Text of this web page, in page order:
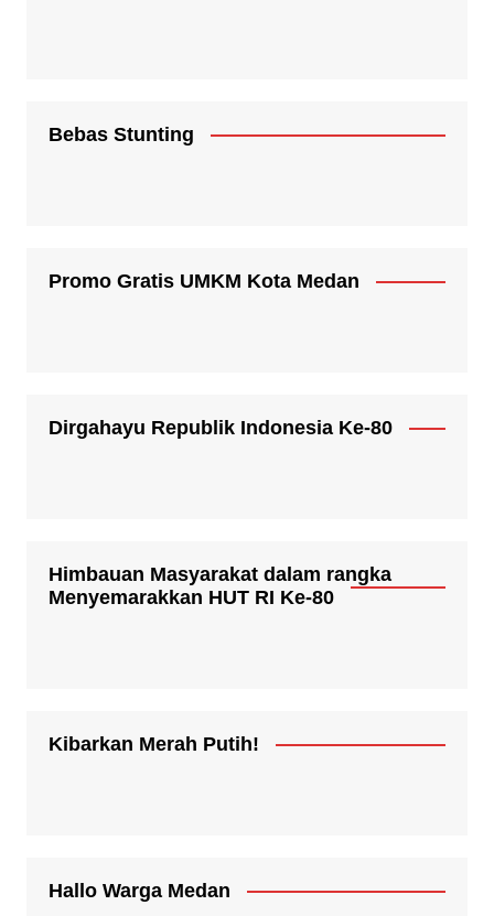
Bebas Stunting
Promo Gratis UMKM Kota Medan
Dirgahayu Republik Indonesia Ke-80
Himbauan Masyarakat dalam rangka
Menyemarakkan HUT RI Ke-80
Kibarkan Merah Putih!
Hallo Warga Medan